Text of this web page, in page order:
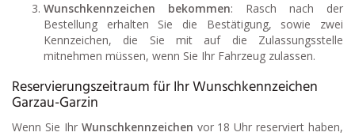
Wunschkennzeichen bekommen: Rasch nach der
Bestellung erhalten Sie die Bestätigung, sowie zwei
Kennzeichen, die Sie mit auf die Zulassungsstelle
mitnehmen müssen, wenn Sie Ihr Fahrzeug zulassen.
Reservierungszeitraum für Ihr Wunschkennzeichen
Garzau-Garzin
Wenn Sie Ihr Wunschkennzeichen vor 18 Uhr reserviert haben,